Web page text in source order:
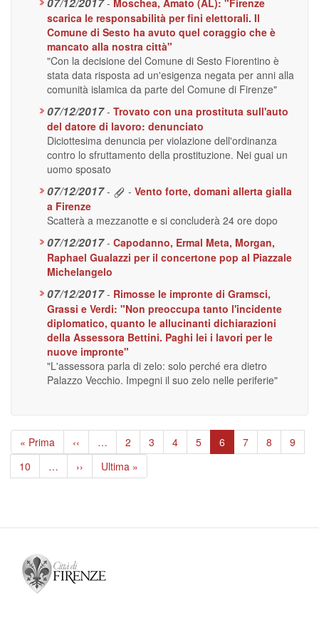
- Moschea, Amato (AL): "Firenze
scarica le responsabilità per fini elettorali. Il
Comune di Sesto ha avuto quel coraggio che è
mancato alla nostra città"
"Con la decisione del Comune di Sesto Fiorentino è
stata data risposta ad un'esigenza negata per anni alla
comunità islamica da parte del Comune di Firenze"
07/12/2017 - Trovato con una prostituta sull'auto
del datore di lavoro: denunciato
Diciottesima denuncia per violazione dell'ordinanza
contro lo sfruttamento della prostituzione. Nei guai un
uomo sposato
07/12/2017 - - Vento forte, domani allerta gialla
a Firenze
Scatterà a mezzanotte e si concluderà 24 ore dopo
07/12/2017 - Capodanno, Ermal Meta, Morgan,
Raphael Gualazzi per il concertone pop al Piazzale
Michelangelo
07/12/2017 - Rimosse le impronte di Gramsci,
Grassi e Verdi: "Non preoccupa tanto l'incidente
diplomatico, quanto le allucinanti dichiarazioni
della Assessora Bettini. Paghi lei i lavori per le
nuove impronte"
"L'assessora parla di zelo: solo perché era dietro
Palazzo Vecchio. Impegni il suo zelo nelle periferie"
Paginazione
Prima
pagina
« Prima
Pagina
precedente
‹‹ … Page
2 Page
3 Page
4 Page
5
Pagina
attuale
6 Page
7 Page
8 Page
9
Page
10 …
Pagina
successiva
››
Ultima
pagina
Ultima »